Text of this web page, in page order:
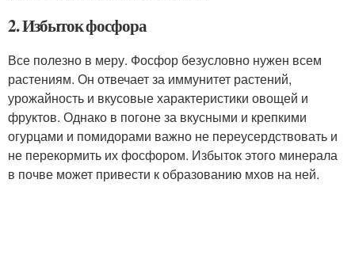
2. Избыток фосфора
Все полезно в меру. Фосфор безусловно нужен всем
растениям. Он отвечает за иммунитет растений,
урожайность и вкусовые характеристики овощей и
фруктов. Однако в погоне за вкусными и крепкими
огурцами и помидорами важно не переусердствовать и
не перекормить их фосфором. Избыток этого минерала
в почве может привести к образованию мхов на ней.